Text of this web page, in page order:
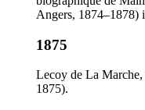
Angers, 1874–1878)
1875
Lecoy de La
1875).